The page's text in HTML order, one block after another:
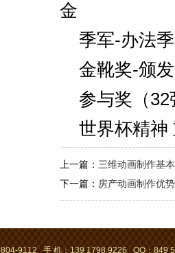
金
季军-办法
金靴奖-颁
参与奖（
世界杯精神
上一篇： 三维动画制作基
下一篇： 房产动画制作优
804-9112 手 机：139 1798 9226 QQ：849